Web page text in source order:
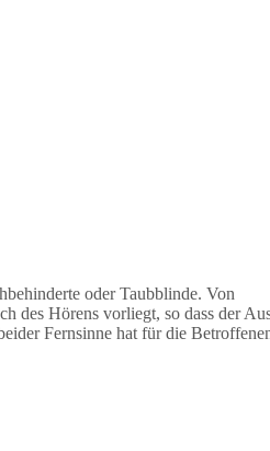
oder Taubblinde. Von
des Hörens vorliegt, so dass der
Fernsinne hat für die